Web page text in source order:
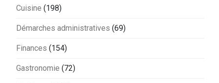
Cuisine (198)
Démarches administratives (69)
Finances (154)
Gastronomie (72)